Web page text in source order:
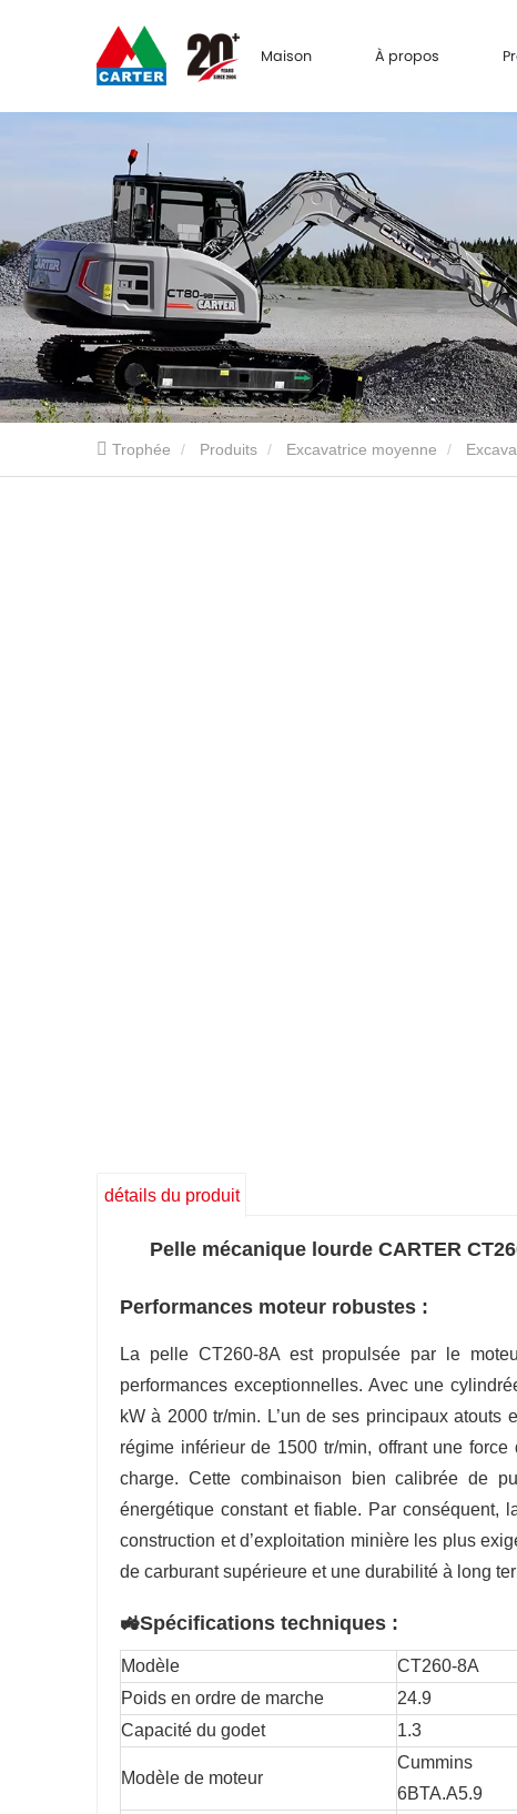
Maison À propos
Trophée Produits Excavatrice moyenne
détails du produit
Pelle mécanique lourde CARTER
Performances moteur robustes :
La pelle CT260-8A est propulsée par le
performances exceptionnelles. Avec une
kW à 2000 tr/min. L’un de ses principaux
régime inférieur de 1500 tr/min, offrant une
charge. Cette combinaison bien calibrée de
énergétique constant et fiable. Par conséquent,
construction et d’exploitation minière les plus
de carburant supérieure et une durabilité à long
🚜Spécifications techniques :
Modèle CT260-8A
Poids en ordre de marche
24.9
Capacité du godet
1.3
Modèle de moteur
Cummins
6BTA.A5.9